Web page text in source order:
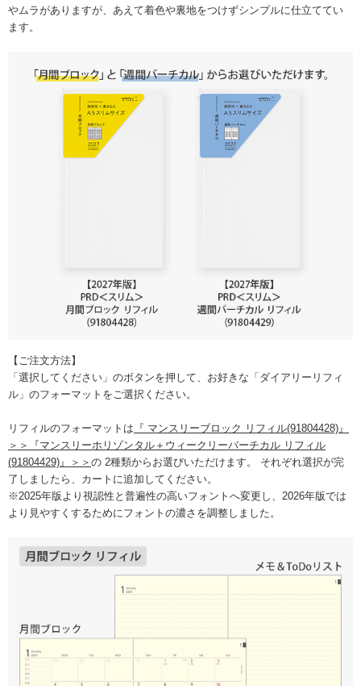
やムラがありますが、あえて着色や裏地をつけずシンプルに仕立ててい
ます。
【ご注文方法】
「選択してください」のボタンを押して、お好きな「ダイアリーリフィ
ル」のフォーマットをご選択ください。
リフィルのフォーマットは 『 マンスリーブロック リフィル(91804428)』
＞＞
『マンスリーホリゾンタル＋ウィークリーバーチカル リフィル
(91804429)』＞＞ の 2種類からお選びいただけます。 それぞれ選択が完
了しましたら、カートに追加してください。
※2025年版より視認性と普遍性の高いフォントへ変更し、2026年版では
より見やすくするためにフォントの濃さを調整しました。